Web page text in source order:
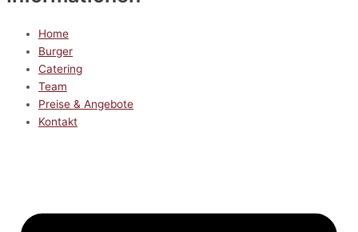
Home
Burger
Catering
Team
Preise & Angebote
Kontakt